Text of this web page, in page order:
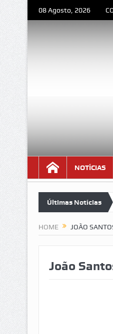
08 Agosto, 2026
NOTÍCIAS
Últimas Notícias
versão lindíssima!!!
HOME JOÃO
João